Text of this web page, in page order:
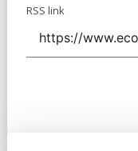
RSS link